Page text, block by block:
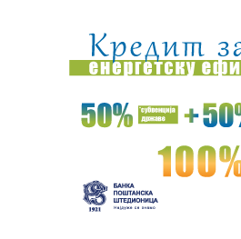
09:08:АМСС: На граничном
09:09:Na Batrovcima se od jutros
Rutina Šeltona
09:08:AdmiralBet ABA liga ostala